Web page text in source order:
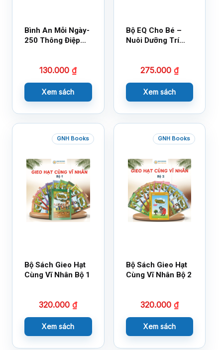
Bình An Mỗi Ngày-
250 Thông Điệp
130.000₫
Xem sách
Bộ EQ Cho Bé –
Nuôi Dưỡng Trí
275.000 ₫
Xem sách
GNH Books
Bộ Sách Gieo Hạt
Cùng Vĩ Nhân Bộ 1
320.000₫
Xem sách
GNH Books
Bộ Sách Gieo Hạt
Cùng Vĩ Nhân Bộ 2
320.000 ₫
Xem sách